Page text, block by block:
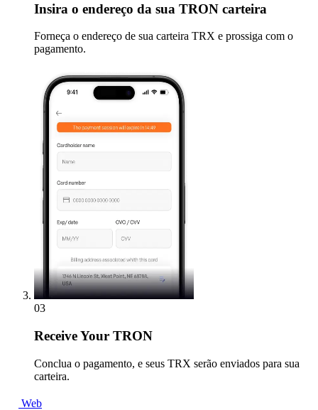
Insira o endereço da sua TRON carteira
Forneça o endereço de sua carteira TRX e prossiga com o
pagamento.
03
ReceiveYour TRON
Conclua o pagamento, e seus TRX serão enviados para sua
carteira.
Web